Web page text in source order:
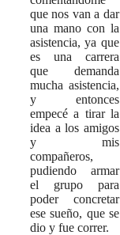
que nos van a dar
una mano con la
asistencia, ya que
es una carrera
que demanda
mucha asistencia,
y entonces
empecé a tirar la
idea a los amigos
y mis
compañeros,
pudiendo armar
el grupo para
poder concretar
ese sueño, que se
dio y fue correr.